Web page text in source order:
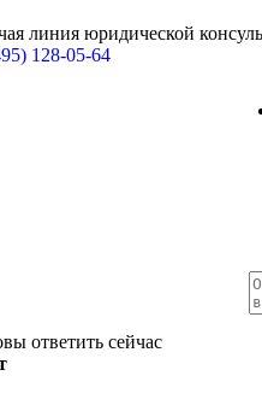
линия юридической
128-05-64
ответить сейчас